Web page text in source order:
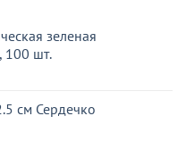
зеленая
100 шт.
см Сердечко